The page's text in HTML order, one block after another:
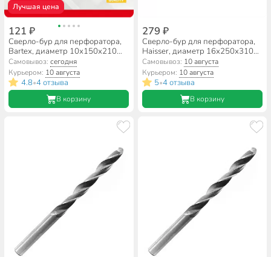
Лучшая цена
121 ₽
Сверло-бур для перфоратора,
Bartex, диаметр 10х150х210
мм, SDS-Plus, KF102017F
Самовывоз:сегодня
Курьером: 10 августа
4.8•4 отзыва
В корзину
279 ₽
Сверло-бур для перфоратора,
Haisser, диаметр 16х250х310
мм, SDS-Plus, HS102037
Самовывоз: 10 августа
Курьером: 10 августа
5•4 отзыва
В корзину